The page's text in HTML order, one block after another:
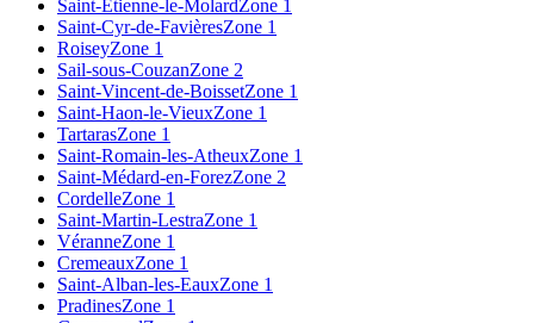
Saint-Étienne-le-MolardZone 1
Saint-Cyr-de-FavièresZone 1
RoiseyZone 1
Sail-sous-CouzanZone 2
Saint-Vincent-de-BoissetZone 1
Saint-Haon-le-VieuxZone 1
TartarasZone 1
Saint-Romain-les-AtheuxZone 1
Saint-Médard-en-ForezZone 2
CordelleZone 1
Saint-Martin-LestraZone 1
VéranneZone 1
CremeauxZone 1
Saint-Alban-les-EauxZone 1
PradinesZone 1